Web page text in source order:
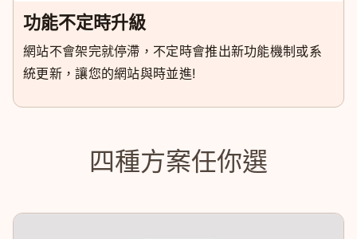
功能不定時升級
網站不會架完就停滯，不定時會推出新功能機制或系
統更新，讓您的網站與時並進!
四種方案任你選